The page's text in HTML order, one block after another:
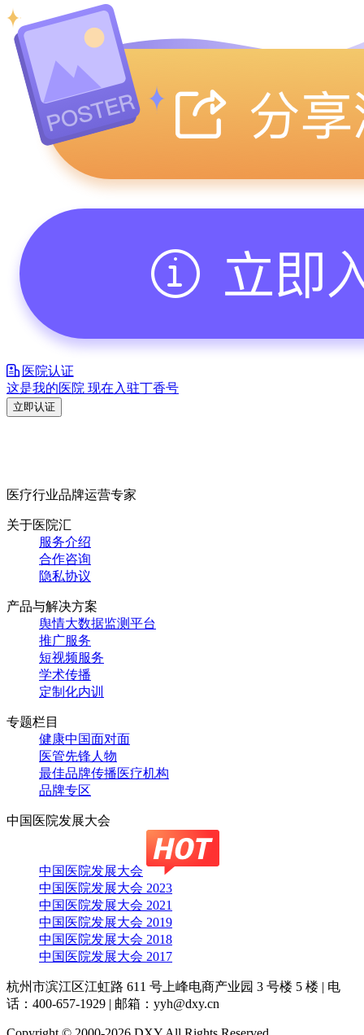
医院认证
这是我的医院 现在入驻丁香号
立即认证
医疗行业品牌运营专家
关于医院汇
服务介绍
合作咨询
隐私协议
产品与解决方案
舆情大数据监测平台
推广服务
短视频服务
学术传播
定制化内训
专题栏目
健康中国面对面
医管先锋人物
最佳品牌传播医疗机构
品牌专区
中国医院发展大会
中国医院发展大会
中国医院发展大会 2023
中国医院发展大会 2021
中国医院发展大会 2019
中国医院发展大会 2018
中国医院发展大会 2017
杭州市滨江区江虹路 611 号上峰电商产业园 3 号楼 5 楼 | 电
话：400-657-1929 | 邮箱：yyh@dxy.cn